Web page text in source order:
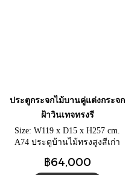
ประตูกระจกไม้บานคู่แต่งกระจก
ฝ้าวินเทจทรงรี
Size: W119 x D15 x H257 cm.
A74 ประตูบ้านไม้ทรงสูงสีเก่า
ฝ้าเก่าโบราณดั้งเดิม
฿64,000